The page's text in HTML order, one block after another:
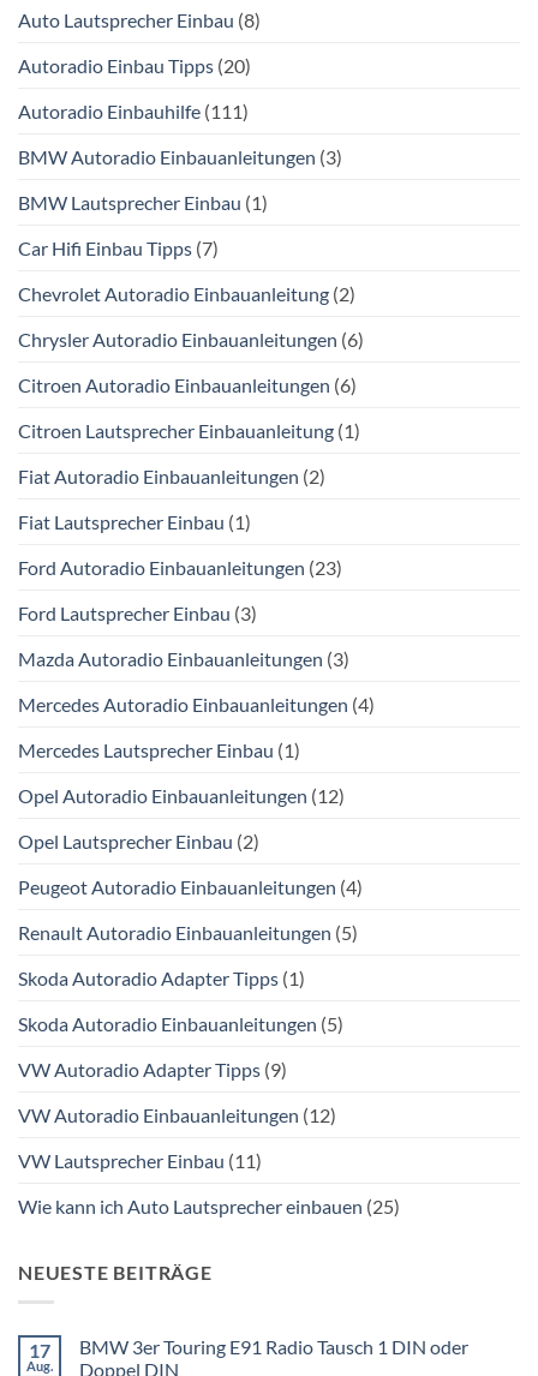
Auto Lautsprecher Einbau (8)
Autoradio Einbau Tipps (20)
Autoradio Einbauhilfe (111)
BMW Autoradio Einbauanleitungen (3)
BMW Lautsprecher Einbau (1)
Car Hifi Einbau Tipps (7)
Chevrolet Autoradio Einbauanleitung (2)
Chrysler Autoradio Einbauanleitungen (6)
Citroen Autoradio Einbauanleitungen (6)
Citroen Lautsprecher Einbauanleitung (1)
Fiat Autoradio Einbauanleitungen (2)
Fiat Lautsprecher Einbau (1)
Ford Autoradio Einbauanleitungen (23)
Ford Lautsprecher Einbau (3)
Mazda Autoradio Einbauanleitungen (3)
Mercedes Autoradio Einbauanleitungen (4)
Mercedes Lautsprecher Einbau (1)
Opel Autoradio Einbauanleitungen (12)
Opel Lautsprecher Einbau (2)
Peugeot Autoradio Einbauanleitungen (4)
Renault Autoradio Einbauanleitungen (5)
Skoda Autoradio Adapter Tipps (1)
Skoda Autoradio Einbauanleitungen (5)
VW Autoradio Adapter Tipps (9)
VW Autoradio Einbauanleitungen (12)
VW Lautsprecher Einbau (11)
Wie kann ich Auto Lautsprecher einbauen (25)
NEUESTE BEITRÄGE
17
Aug.
BMW 3er Touring E91 Radio Tausch 1 DIN oder
Doppel DIN